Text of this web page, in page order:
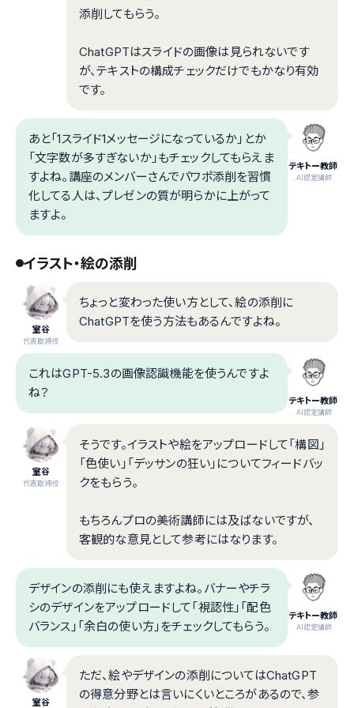
添削してもらう。
ChatGPTはスライドの画像は見られないです
が、テキストの構成チェックだけでもかなり有効
です。
テキトー教師
.AI認定講師
あと「1スライド1メッセージになっているか」とか
「文字数が多すぎないか」もチェックしてもらえま
すよね。講座のメンバーさんでパワポ添削を習慣
化してる人は、プレゼンの質が明らかに上がって
ますよ。
イラスト・絵の添削
室谷
代表取締役
ちょっと変わった使い方として、絵の添削に
ChatGPTを使う方法もあるんですよね。
テキトー教師
.AI認定講師
これはGPT-5.3の画像認識機能を使うんですよ
ね？
室谷
代表取締役
そうです。イラストや絵をアップロードして「構図」
「色使い」「デッサンの狂い」についてフィードバッ
クをもらう。
もちろんプロの美術講師には及ばないですが、
客観的な意見として参考にはなります。
テキトー教師
.AI認定講師
デザインの添削にも使えますよね。バナーやチラ
シのデザインをアップロードして「視認性」「配色
バランス」「余白の使い方」をチェックしてもらう。
室谷
ただ、絵やデザインの添削についてはChatGPT
の得意分野とは言いにくいところがあるので、参